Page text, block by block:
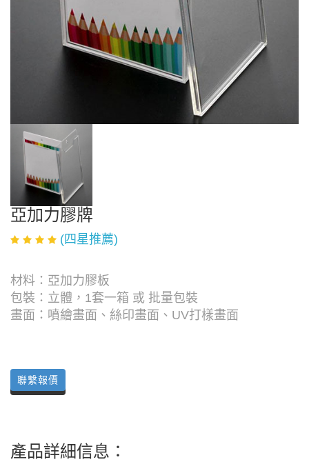
亞加力膠牌
(四星推薦)
材料：亞加力膠板
包裝：立體，1套一箱 或 批量包裝
畫面：噴繪畫面、絲印畫面、UV打樣畫面
聯繫報價
產品詳細信息：